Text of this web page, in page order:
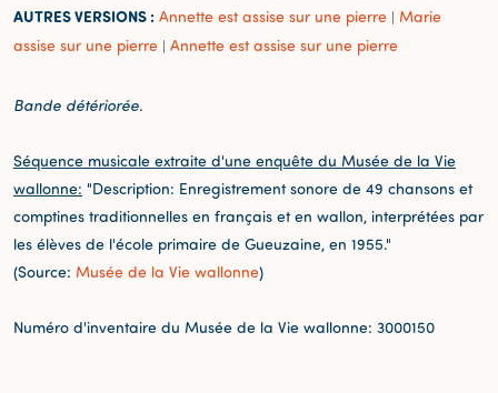
AUTRES VERSIONS : Annette est assise sur une pierre | Marie
assise sur une pierre | Annette est assise sur une pierre
Bande détériorée.
Séquence musicale extraite d'une enquête du Musée de la Vie
wallonne: "Description: Enregistrement sonore de 49 chansons et
comptines traditionnelles en français et en wallon, interprétées par
les élèves de l'école primaire de Gueuzaine, en 1955."
(Source: Musée de la Vie wallonne)
Numéro d'inventaire du Musée de la Vie wallonne: 3000150